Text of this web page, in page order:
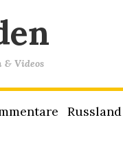
& Videos
Russland